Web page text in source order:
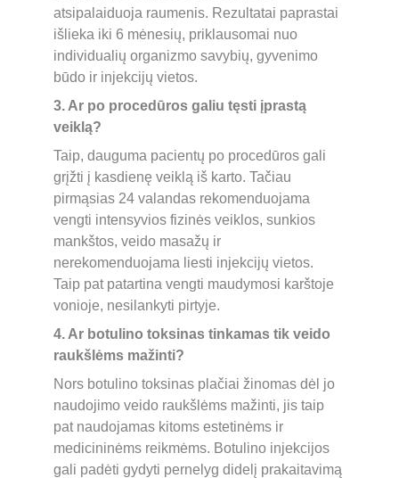
atsipalaiduoja raumenis. Rezultatai paprastai
išlieka iki 6 mėnesių, priklausomai nuo
individualių organizmo savybių, gyvenimo
būdo ir injekcijų vietos.
3. Ar po procedūros galiu tęsti įprastą
veiklą?
Taip, dauguma pacientų po procedūros gali
grįžti į kasdienę veiklą iš karto. Tačiau
pirmąsias 24 valandas rekomenduojama
vengti intensyvios fizinės veiklos, sunkios
mankštos, veido masažų ir
nerekomenduojama liesti injekcijų vietos.
Taip pat patartina vengti maudymosi karštoje
vonioje, nesilankyti pirtyje.
4. Ar botulino toksinas tinkamas tik veido
raukšlėms mažinti?
Nors botulino toksinas plačiai žinomas dėl jo
naudojimo veido raukšlėms mažinti, jis taip
pat naudojamas kitoms estetinėms ir
medicininėms reikmėms. Botulino injekcijos
gali padėti gydyti pernelyg didelį prakaitavimą